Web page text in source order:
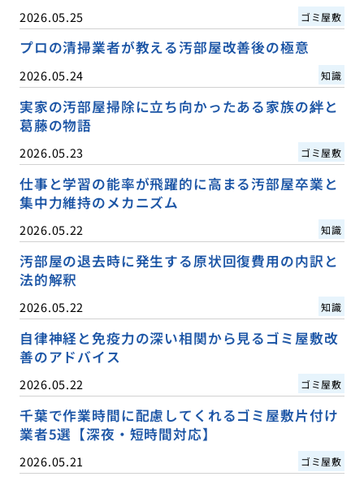
2026.05.25 ゴミ屋敷
プロの清掃業者が教える汚部屋改善後の極意
2026.05.24 知識
実家の汚部屋掃除に立ち向かったある家族の絆と
葛藤の物語
2026.05.23 ゴミ屋敷
仕事と学習の能率が飛躍的に高まる汚部屋卒業と
集中力維持のメカニズム
2026.05.22 知識
汚部屋の退去時に発生する原状回復費用の内訳と
法的解釈
2026.05.22 知識
自律神経と免疫力の深い相関から見るゴミ屋敷改
善のアドバイス
2026.05.22 ゴミ屋敷
千葉で作業時間に配慮してくれるゴミ屋敷片付け
業者5選【深夜・短時間対応】
2026.05.21 ゴミ屋敷